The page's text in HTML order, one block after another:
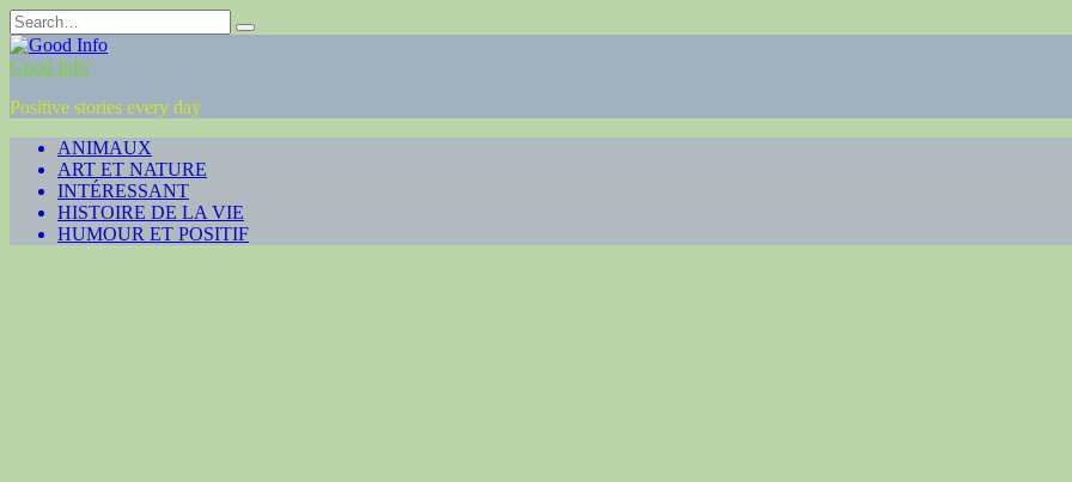
Skip
to
content
Search
for:
Good Info
Positive stories every day
ANIMAUX
ART ET NATURE
INTÉRESSANT
HISTOIRE DE LA VIE
HUMOUR ET POSITIF